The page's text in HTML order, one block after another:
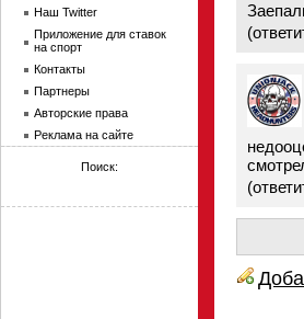
(
(
Наш Twitter
Приложение для ставок
на спорт
Контакты
Партнеры
Авторские права
Реклама на сайте
Поиск: